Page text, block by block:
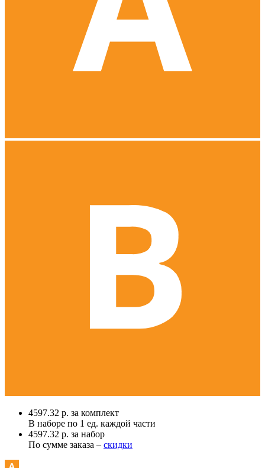
4597.32 р. за комплект
В наборе по 1 ед. каждой части
4597.32 р. за набор
По сумме заказа – скидки